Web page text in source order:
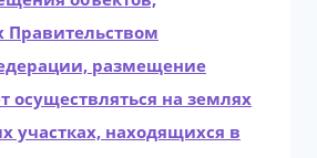
Правительством
размещение
осуществляться на землях
участках, находящихся в